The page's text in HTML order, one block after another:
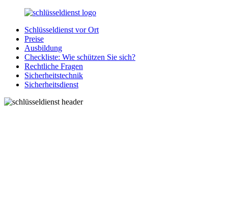
Zurück
Inhalt
SchluesseldienstDirekt.de
Ihre
Notlage
wird
gelöst!
Schlüsseldienst vor Ort
Preise
Ausbildung
Checkliste: Wie schützen Sie sich?
Rechtliche Fragen
Sicherheitstechnik
Sicherheitsdienst